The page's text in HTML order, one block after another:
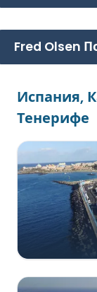
Fred Olsen
Испания,
Тенерифе